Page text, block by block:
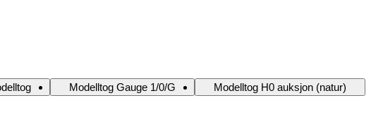
Modelltog Gauge 1/0/G
Modelltog H0 auksjon (natur)